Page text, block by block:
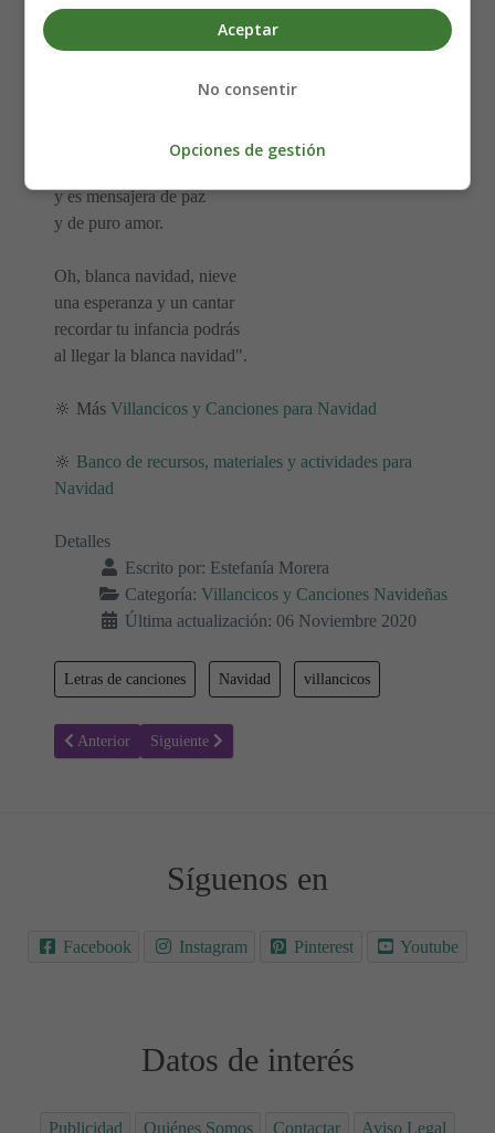
y con la nieve alrededor
y es mensajera de paz
y de puro amor.
Oh, blanca navidad, nieve
una esperanza y un cantar
recordar tu infancia podrás
al llegar la blanca navidad".
🔆 Más Villancicos y Canciones para Navidad
🔆 Banco de recursos, materiales y actividades para
Navidad
Detalles
Escrito por: Estefanía Morera
Categoría: Villancicos y Canciones Navideñas
Última actualización: 06 Noviembre 2020
Letras de canciones Navidad villancicos
Artículo anterior: Letra del villancico: Noche de paz
Anterior Artículo siguiente: Letra del villancico: Ven a mi casa
Siguiente
Síguenos en
Facebook Instagram Pinterest Youtube
Datos de interés
Publicidad Quiénes Somos Contactar Aviso Legal
Aceptar
No consentir
Opciones de gestión